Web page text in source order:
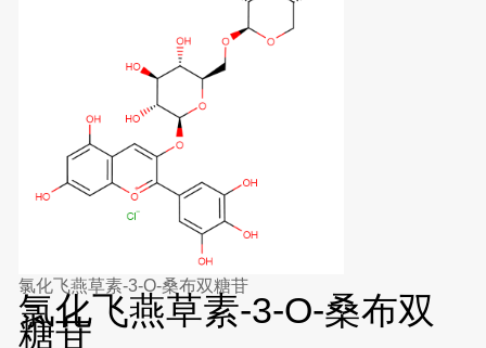
氯化飞燕草素-3-O-桑布双糖苷
氯化飞燕草素-3-O-桑布双
糖苷